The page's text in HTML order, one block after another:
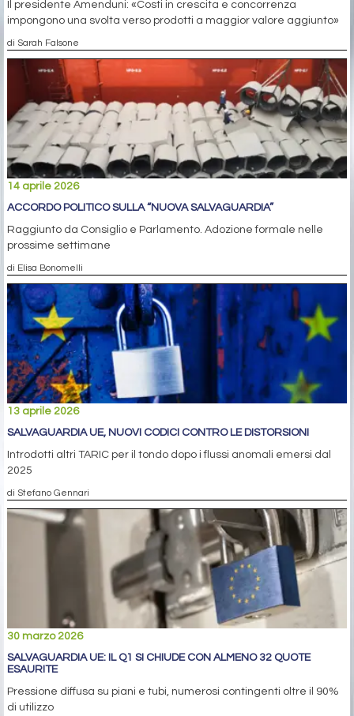
Il presidente Amenduni: «Costi in crescita e concorrenza
impongono una svolta verso prodotti a maggior valore aggiunto»
di Sarah Falsone
14 aprile 2026
ACCORDO POLITICO SULLA “NUOVA SALVAGUARDIA”
Raggiunto da Consiglio e Parlamento. Adozione formale nelle
prossime settimane
di Elisa Bonomelli
13 aprile 2026
SALVAGUARDIA UE, NUOVI CODICI CONTRO LE DISTORSIONI
Introdotti altri TARIC per il tondo dopo i flussi anomali emersi dal
2025
di Stefano Gennari
30 marzo 2026
SALVAGUARDIA UE: IL Q1 SI CHIUDE CON ALMENO 32 QUOTE
ESAURITE
Pressione diffusa su piani e tubi, numerosi contingenti oltre il 90%
di utilizzo